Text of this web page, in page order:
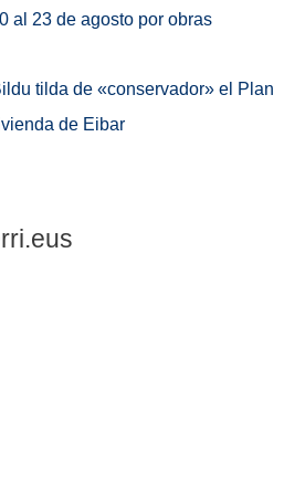
al 23 de agosto por obras
tilda de «conservador» el Plan
de Eibar